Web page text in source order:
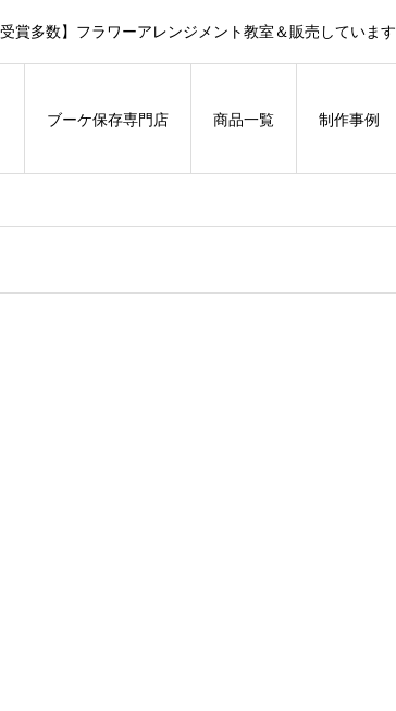
賞多数】フラワーアレンジメント教室＆販売しています
ブーケ保存専門店 商品一覧 制作事例